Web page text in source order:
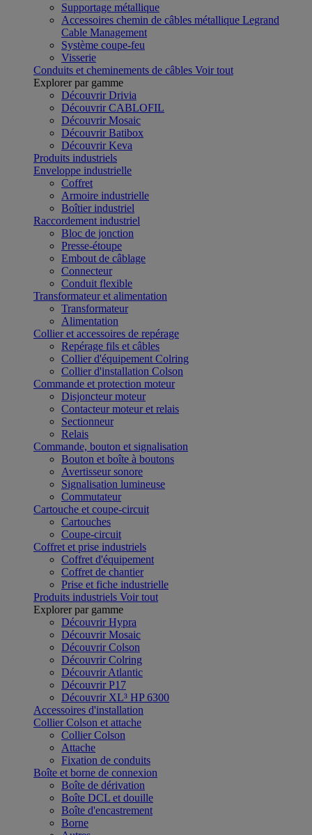
Supportage métallique
Accessoires chemin de câbles métallique Legrand
Cable Management
Système coupe-feu
Visserie
Conduits et cheminements de câbles Voir tout
Explorer par gamme
Découvrir Drivia
Découvrir CABLOFIL
Découvrir Mosaic
Découvrir Batibox
Découvrir Keva
Produits industriels
Enveloppe industrielle
Coffret
Armoire industrielle
Boîtier industriel
Raccordement industriel
Bloc de jonction
Presse-étoupe
Embout de câblage
Connecteur
Conduit flexible
Transformateur et alimentation
Transformateur
Alimentation
Collier et accessoires de repérage
Repérage fils et câbles
Collier d'équipement Colring
Collier d'installation Colson
Commande et protection moteur
Disjoncteur moteur
Contacteur moteur et relais
Sectionneur
Relais
Commande, bouton et signalisation
Bouton et boîte à boutons
Avertisseur sonore
Signalisation lumineuse
Commutateur
Cartouche et coupe-circuit
Cartouches
Coupe-circuit
Coffret et prise industriels
Coffret d'équipement
Coffret de chantier
Prise et fiche industrielle
Produits industriels Voir tout
Explorer par gamme
Découvrir Hypra
Découvrir Mosaic
Découvrir Colson
Découvrir Colring
Découvrir Atlantic
Découvrir P17
Découvrir XL³ HP 6300
Accessoires d'installation
Collier Colson et attache
Collier Colson
Attache
Fixation de conduits
Boîte et borne de connexion
Boîte de dérivation
Boîte DCL et douille
Boîte d'encastrement
Borne